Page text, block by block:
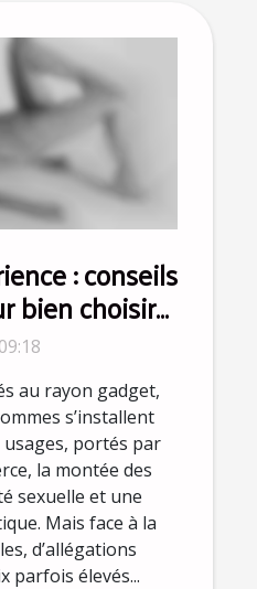
: conseils
bien choisir
toy pour
au rayon gadget,
s’installent
portés par
la montée des
sexuelle et une
Mais face à la
d’allégations
parfois élevés...